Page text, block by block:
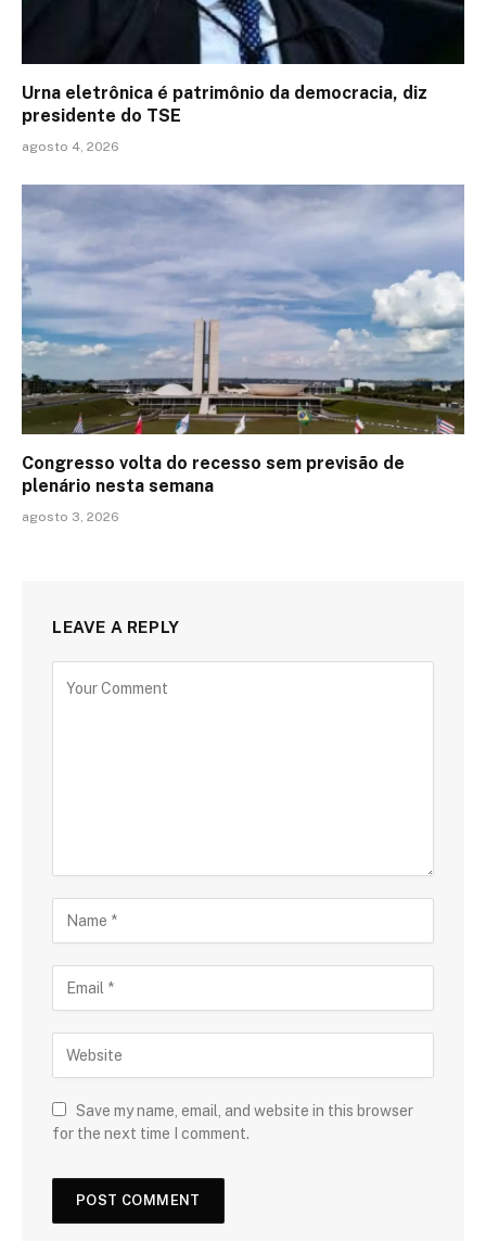
Urna eletrônica é patrimônio da democracia, diz
presidente do TSE
agosto 4, 2026
Congresso volta do recesso sem previsão de
plenário nesta semana
agosto 3, 2026
LEAVE A REPLY
Save my name, email, and website in this browser
for the next time I comment.